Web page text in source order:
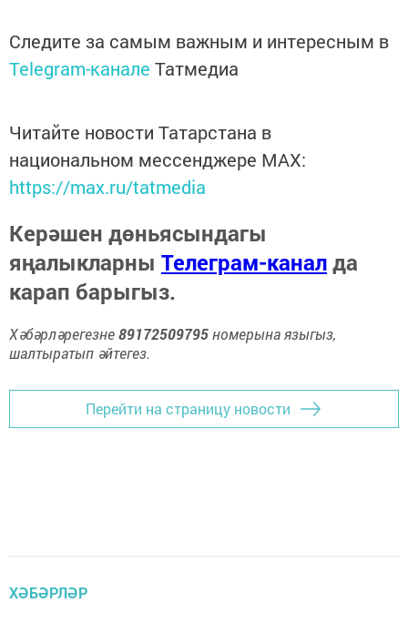
Следите за самым важным и интересным в
Telegram-канале Татмедиа
Читайте новости Татарстана в
национальном мессенджере MАХ:
https://max.ru/tatmedia
Керәшен дөньясындагы
яңалыкларны Телеграм-каналда
карап барыгыз.
Хәбәрләрегезне89172509795номерына языгыз,
шалтыратып әйтегез.
Перейти на страницу новости
ХӘБӘРЛӘР